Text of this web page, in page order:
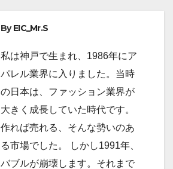
ByEIC_Mr.S
私は神戸で生まれ、1986年にア
パレル業界に入りました。当時
の日本は、ファッション業界が
大きく成長していた時代です。
作れば売れる、そんな勢いのあ
る市場でした。 しかし1991年、
バブルが崩壊します。それまで